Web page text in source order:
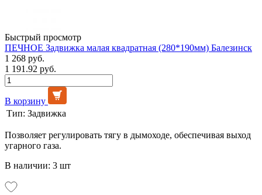
Быстрый просмотр
ПЕЧНОЕ Задвижка малая квадратная (280*190мм) Балезинск
1 268 руб.
1 191.92 руб.
В корзину
Тип: Задвижка
Позволяет регулировать тягу в дымоходе, обеспечивая выход
угарного газа.
В наличии: 3 шт